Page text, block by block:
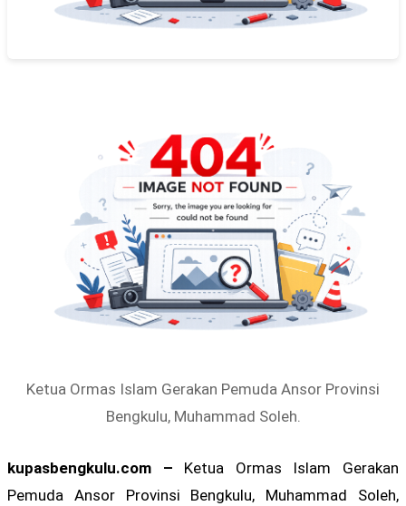
Ketua Ormas Islam Gerakan Pemuda Ansor Provinsi
Bengkulu, Muhammad Soleh.
kupasbengkulu.com – Ketua Ormas Islam Gerakan
Pemuda Ansor Provinsi Bengkulu, Muhammad Soleh,